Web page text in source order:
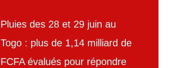
Pluies des 28 et 29 juin au
Togo : plus de 1,14 milliard de
FCFA évalués pour répondre